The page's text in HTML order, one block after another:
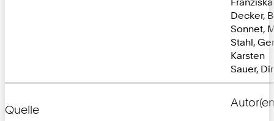
Decker,
Sonnet,
Stahl,
Karsten
Sauer,
Quelle